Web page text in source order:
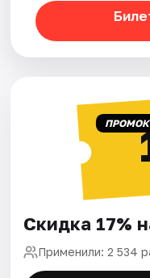
Скидка 17%
Применили: 2 534